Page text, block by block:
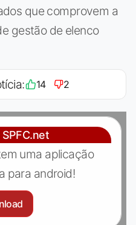
que comprovem a
gestão de elenco
14 2
uma aplicação
para android!